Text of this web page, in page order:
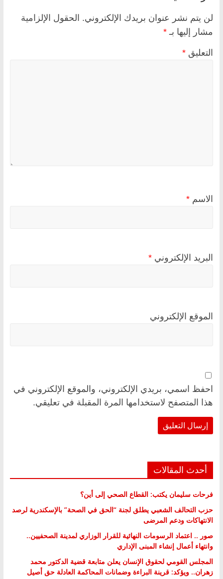
لن يتم نشر عنوان بريدك الإلكتروني. الحقول الإلزامية
مشار إليها بـ *
التعليق *
الاسم *
البريد الإلكتروني *
الموقع الإلكتروني
احفظ اسمي، بريدي الإلكتروني، والموقع الإلكتروني في
هذا المتصفح لاستخدامها المرة المقبلة في تعليقي.
أحدث المقالات
فرحات سليمان يكتب: القطاع الصحي إلى أين؟
حزب التحالف الشعبي يطلق لجنة “الحق في الصحة” بالإسكندرية لرصد
الانتهاكات ودعم المرضى
صور .. اعتماد الرسومات النهائية للقرار الوزاري لمدينة الصحفيين..
وانتهاء أعمال إنشاء المبنى الإداري
المجلس القومي لحقوق الإنسان يعلن متابعة قضية الدكتور محمد
زهران.. ويؤكد: قرينة البراءة وضمانات المحاكمة العادلة حق أصيل